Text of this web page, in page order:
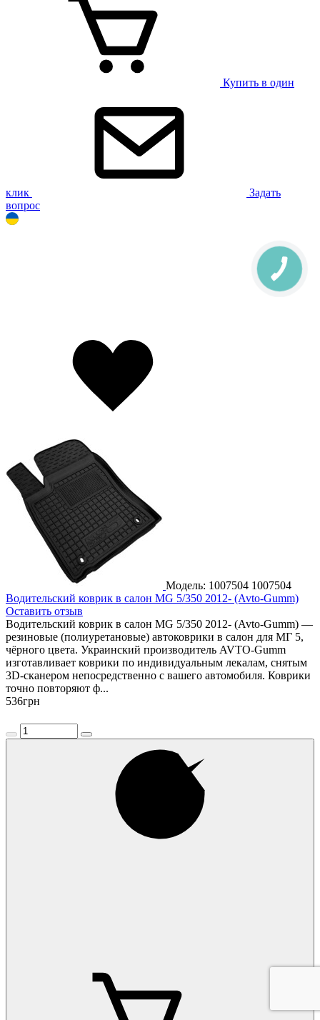
Купить в один
клик
Задать
вопрос
Модель: 1007504 1007504
Водительский коврик в салон MG 5/350 2012- (Avto-Gumm)
Оставить отзыв
Водительский коврик в салон MG 5/350 2012- (Avto-Gumm) —
резиновые (полиуретановые) автоковрики в салон для МГ 5,
чёрного цвета. Украинский производитель AVTO-Gumm
изготавливает коврики по индивидуальным лекалам, снятым
3D-сканером непосредственно с вашего автомобиля. Коврики
точно повторяют ф...
536грн